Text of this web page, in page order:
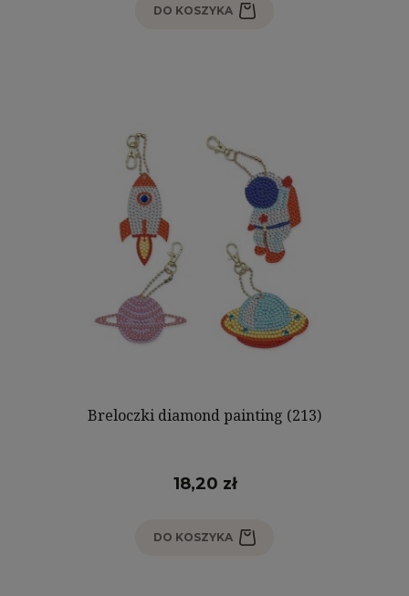
DO KOSZYKA
Breloczki diamond painting (213)
18,20 zł
DO KOSZYKA